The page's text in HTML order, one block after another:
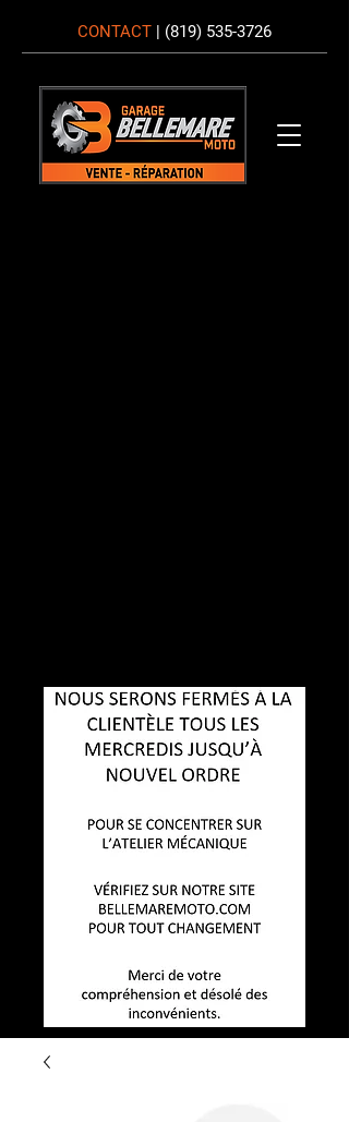
CONTACT | (819) 535-3726